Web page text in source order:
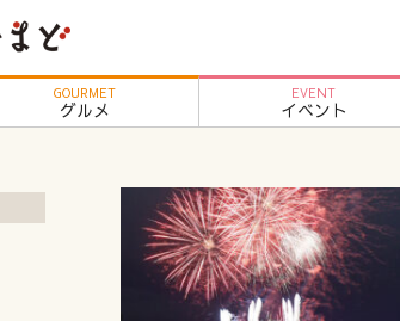
GOURMET
グルメ
EVENT
イベント